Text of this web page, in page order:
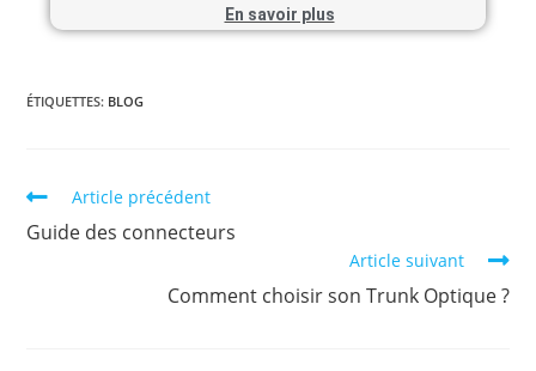
En savoir plus
ÉTIQUETTES: BLOG
Article précédent
Guide des connecteurs
Article suivant
Comment choisir son Trunk Optique ?